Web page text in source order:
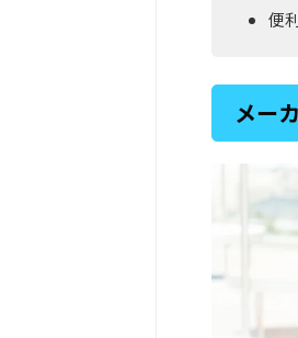
便
メー